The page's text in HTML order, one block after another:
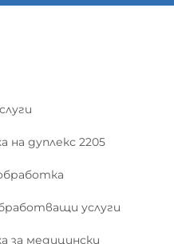
на дуплекс 2205
услуги
за медицински